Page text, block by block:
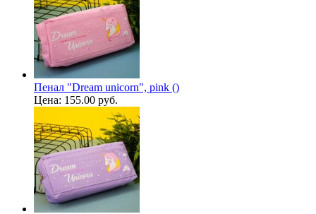
Пенал "Dream unicorn", pink ()
Цена: 155.00 руб.